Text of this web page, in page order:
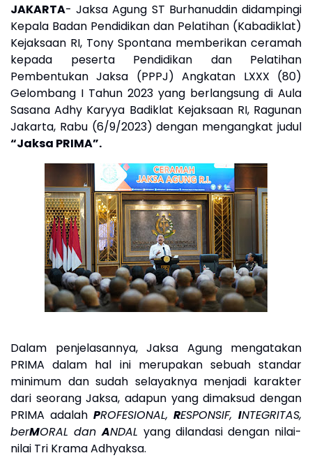
JAKARTA- Jaksa Agung ST Burhanuddin didampingi
Kepala Badan Pendidikan dan Pelatihan (Kabadiklat)
Kejaksaan RI, Tony Spontana memberikan ceramah
kepada peserta Pendidikan dan Pelatihan
Pembentukan Jaksa (PPPJ) Angkatan LXXX (80)
Gelombang I Tahun 2023 yang berlangsung di Aula
Sasana Adhy Karyya Badiklat Kejaksaan RI, Ragunan
Jakarta, Rabu (6/9/2023) dengan mengangkat judul
“Jaksa PRIMA”.
Dalam penjelasannya, Jaksa Agung mengatakan
PRIMA dalam hal ini merupakan sebuah standar
minimum dan sudah selayaknya menjadi karakter
dari seorang Jaksa, adapun yang dimaksud dengan
PRIMA adalah PROFESIONAL,RESPONSIF, INTEGRITAS,
berMORAL danANDAL yang dilandasi dengan nilai-
nilai Tri Krama Adhyaksa.